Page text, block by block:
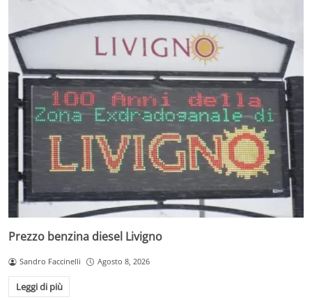
Prezzo benzina diesel Livigno
Sandro Faccinelli Agosto 8, 2026
Leggi di più